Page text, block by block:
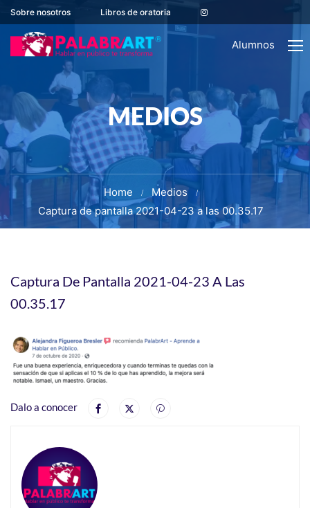
Sobre nosotros Libros de oratoria
Alumnos
MEDIOS
Home
Medios
Captura de pantalla 2021-04-23 a las 00.35.17
Captura De Pantalla 2021-04-23 A Las
00.35.17
Dalo a conocer